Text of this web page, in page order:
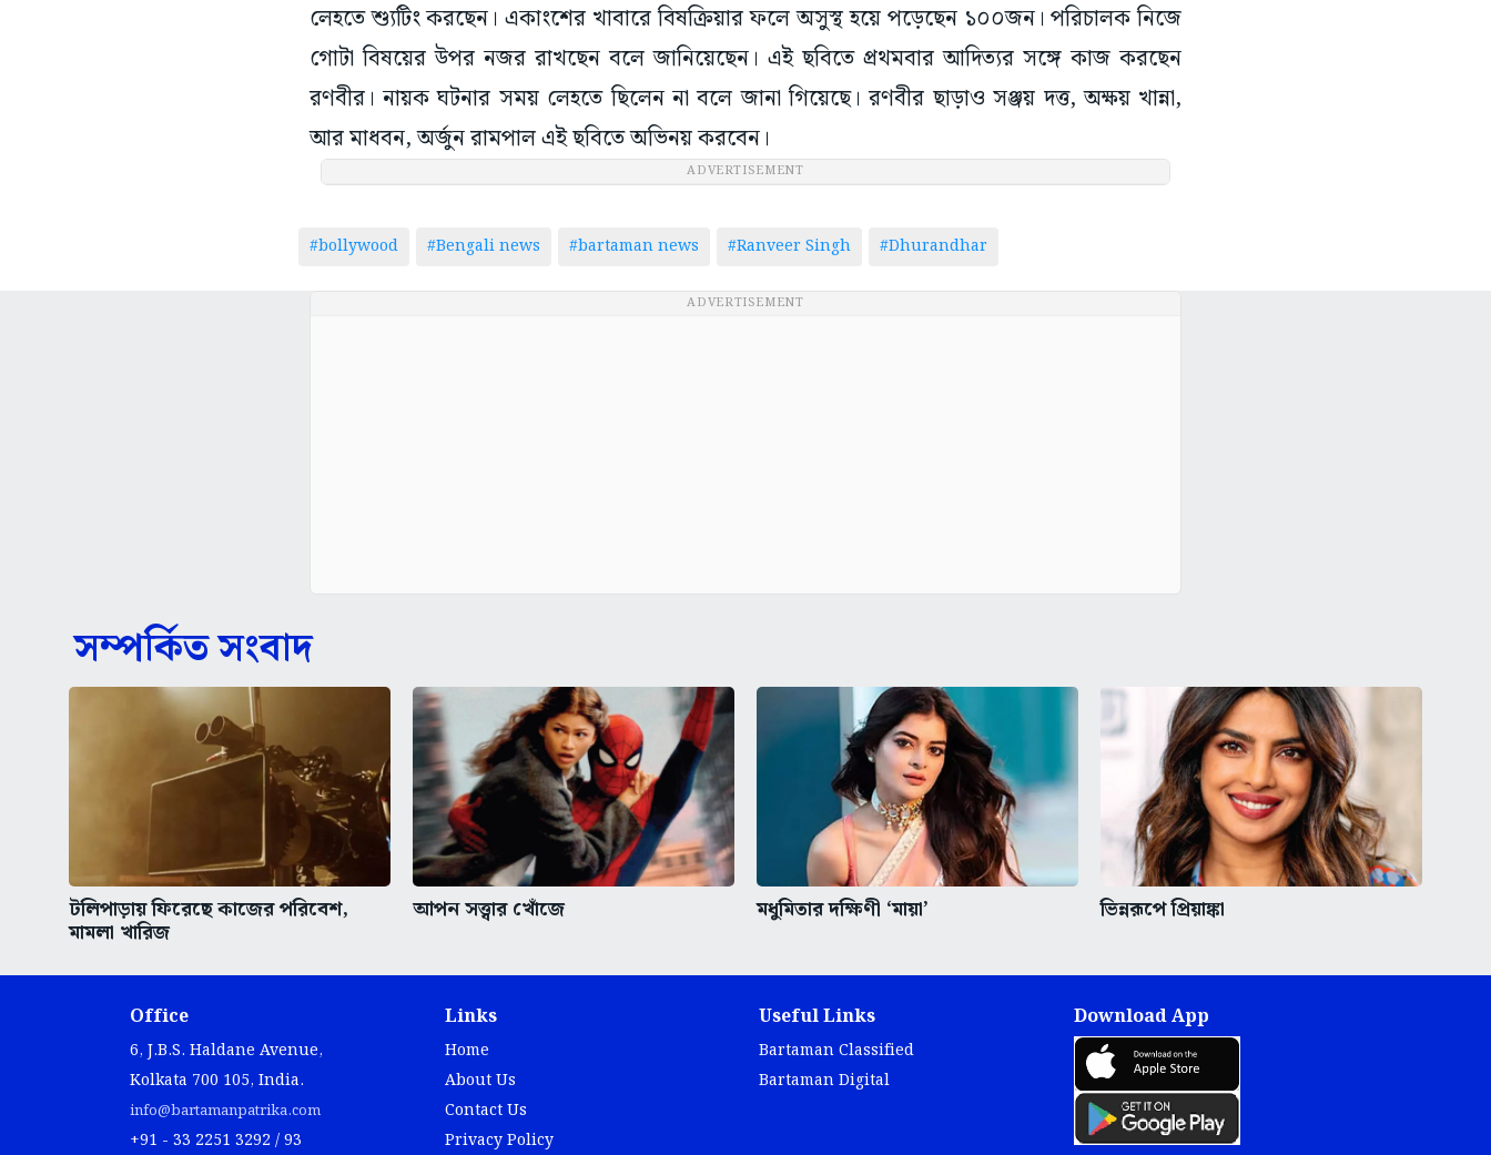
লেহতে শ্যুটিং করছেন। একাংশের খাবারে বিষক্রিয়ার ফলে অসুস্থ হয়ে পড়েছেন ১০০জন। পরিচালক নিজে
গোটা বিষয়ের উপর নজর রাখছেন বলে জানিয়েছেন। এই ছবিতে প্রথমবার আদিত্যর সঙ্গে কাজ করছেন
রণবীর। নায়ক ঘটনার সময় লেহতে ছিলেন না বলে জানা গিয়েছে। রণবীর ছাড়াও সঞ্জয় দত্ত, অক্ষয় খান্না,
আর মাধবন, অর্জুন রামপাল এই ছবিতে অভিনয় করবেন।
ADVERTISEMENT
#bollywood #Bengali news #bartaman news #Ranveer Singh #Dhurandhar
ADVERTISEMENT
সম্পর্কিত সংবাদ
টলিপাড়ায় ফিরেছে কাজের পরিবেশ,
মামলা খারিজ
আপন সত্ত্বার খোঁজে মধুমিতার দক্ষিণী ‘মায়া’ ভিন্নরূপে প্রিয়াঙ্কা
Office
6, J.B.S. Haldane Avenue,
Kolkata 700 105, India.
info@bartamanpatrika.com
+91 - 33 2251 3292 / 93
Links
Home
About Us
Contact Us
Privacy Policy
Useful Links
Bartaman Classified
Bartaman Digital
Download App